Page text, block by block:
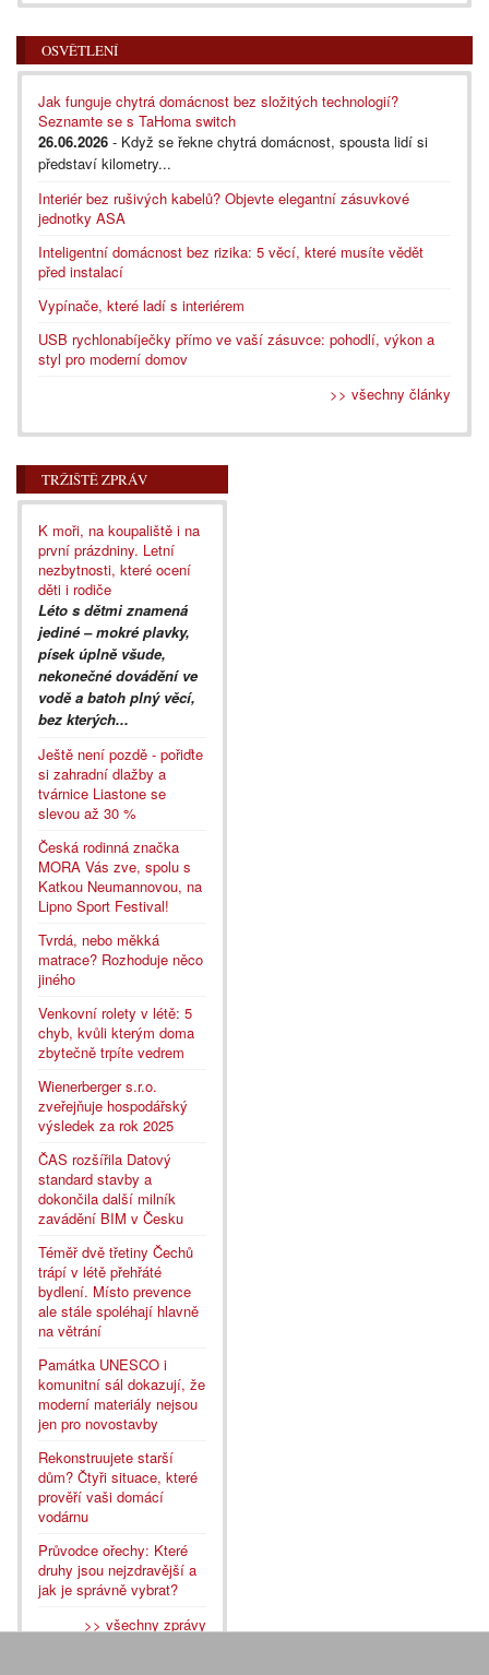
OSVĚTLENÍ
Jak funguje chytrá domácnost bez složitých technologií?
Seznamte se s TaHoma switch
26.06.2026 - Když se řekne chytrá domácnost, spousta lidí si
představí kilometry...
Interiér bez rušivých kabelů? Objevte elegantní zásuvkové
jednotky ASA
Inteligentní domácnost bez rizika: 5 věcí, které musíte vědět
před instalací
Vypínače, které ladí s interiérem
USB rychlonabíječky přímo ve vaší zásuvce: pohodlí, výkon a
styl pro moderní domov
>> všechny články
TRŽIŠTĚ ZPRÁV
K moři, na koupaliště i na
první prázdniny. Letní
nezbytnosti, které ocení
děti i rodiče
Léto s dětmi znamená
jediné – mokré plavky,
písek úplně všude,
nekonečné dovádění ve
vodě a batoh plný věcí,
bez kterých...
Ještě není pozdě - pořiďte
si zahradní dlažby a
tvárnice Liastone se
slevou až 30 %
Česká rodinná značka
MORA Vás zve, spolu s
Katkou Neumannovou, na
Lipno Sport Festival!
Tvrdá, nebo měkká
matrace? Rozhoduje něco
jiného
Venkovní rolety v létě: 5
chyb, kvůli kterým doma
zbytečně trpíte vedrem
Wienerberger s.r.o.
zveřejňuje hospodářský
výsledek za rok 2025
ČAS rozšířila Datový
standard stavby a
dokončila další milník
zavádění BIM v Česku
Téměř dvě třetiny Čechů
trápí v létě přehřáté
bydlení. Místo prevence
ale stále spoléhají hlavně
na větrání
Památka UNESCO i
komunitní sál dokazují, že
moderní materiály nejsou
jen pro novostavby
Rekonstruujete starší
dům? Čtyři situace, které
prověří vaši domácí
vodárnu
Průvodce ořechy: Které
druhy jsou nejzdravější a
jak je správně vybrat?
>> všechny zprávy